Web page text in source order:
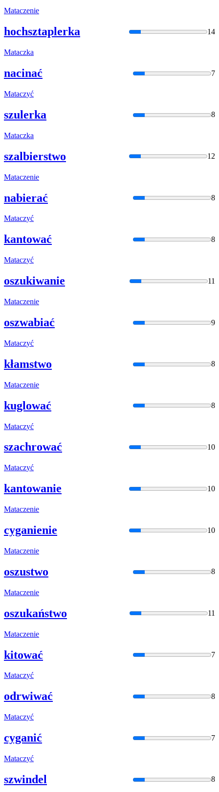
Mataczenie
hochsztaplerka 14
Mataczka
nacinać 7
Mataczyć
szulerka 8
Mataczka
szalbierstwo 12
Mataczenie
nabierać 8
Mataczyć
kantować 8
Mataczyć
oszukiwanie 11
Mataczenie
oszwabiać 9
Mataczyć
kłamstwo 8
Mataczenie
kuglować 8
Mataczyć
szachrować 10
Mataczyć
kantowanie 10
Mataczenie
cyganienie 10
Mataczenie
oszustwo 8
Mataczenie
oszukaństwo 11
Mataczenie
kitować 7
Mataczyć
odrwiwać 8
Mataczyć
cyganić 7
Mataczyć
szwindel 8